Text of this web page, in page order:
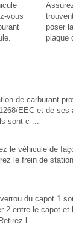
vous
poser
plaque
de carburant
EEC et de
sont c ...
le véhicule de
le frein de
du capot 1
2 entre le capot
l ...